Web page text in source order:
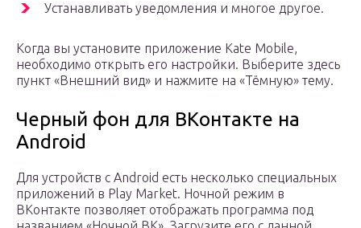
Устанавливать уведомления и многое другое.
Когда вы установите приложение Kate Mobile,
необходимо открыть его настройки. Выберите здесь
пункт «Внешний вид» и нажмите на «Тёмную» тему.
Черный фон для ВКонтакте на
Android
Для устройств с Android есть несколько специальных
приложений в Play Market. Ночной режим в
ВКонтакте позволяет отображать программа под